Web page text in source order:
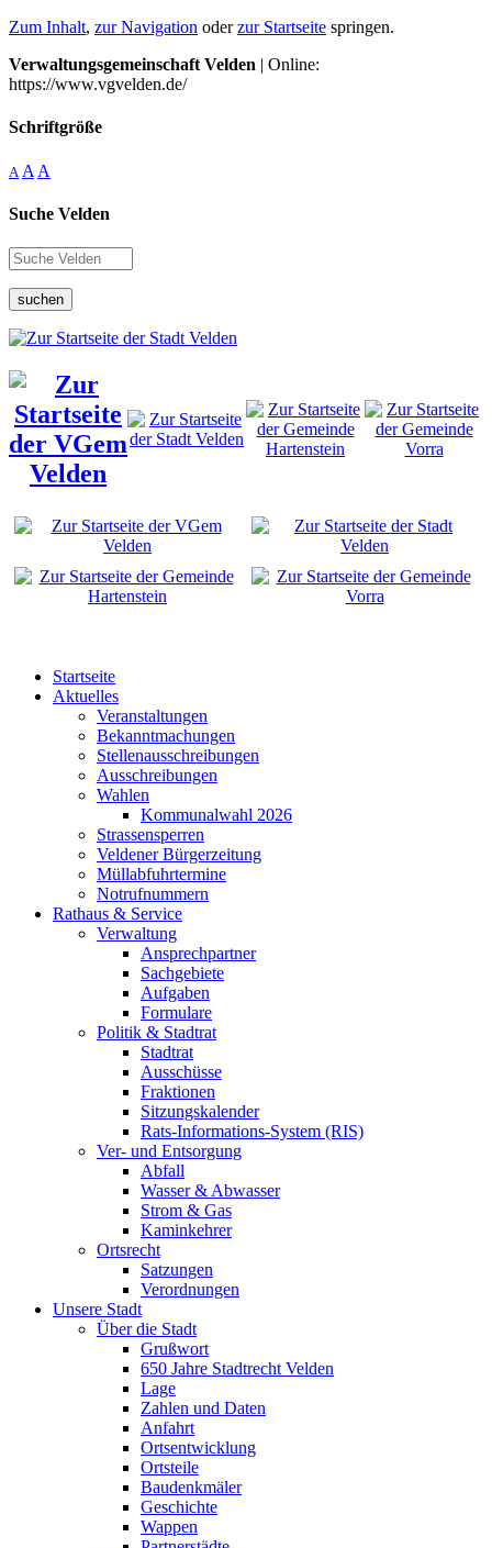
Zum Inhalt, zur Navigation oderzur Startseite springen.
Verwaltungsgemeinschaft Velden | Online:
https://www.vgvelden.de/
Schriftgröße
A A A
Suche Velden
suchen
Startseite
Aktuelles
Veranstaltungen
Bekanntmachungen
Stellenausschreibungen
Ausschreibungen
Wahlen
Kommunalwahl 2026
Strassensperren
Veldener Bürgerzeitung
Müllabfuhrtermine
Notrufnummern
Rathaus & Service
Verwaltung
Ansprechpartner
Sachgebiete
Aufgaben
Formulare
Politik & Stadtrat
Stadtrat
Ausschüsse
Fraktionen
Sitzungskalender
Rats-Informations-System (RIS)
Ver- und Entsorgung
Abfall
Wasser & Abwasser
Strom & Gas
Kaminkehrer
Ortsrecht
Satzungen
Verordnungen
Unsere Stadt
Über die Stadt
Grußwort
650 Jahre Stadtrecht Velden
Lage
Zahlen und Daten
Anfahrt
Ortsentwicklung
Ortsteile
Baudenkmäler
Geschichte
Wappen